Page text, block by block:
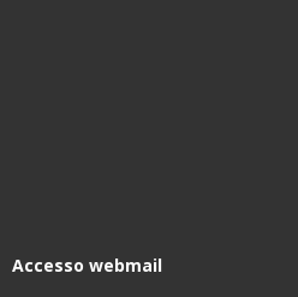
Accesso webmail